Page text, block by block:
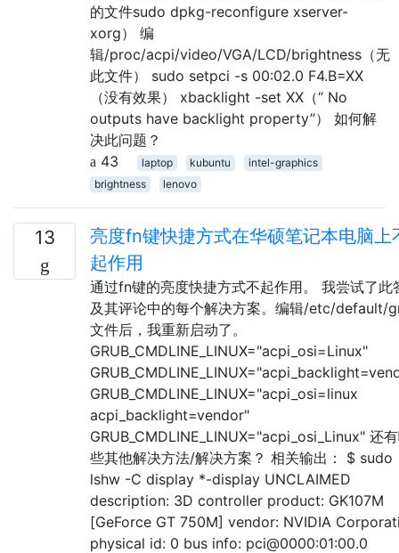
的文件sudo dpkg-reconfigure xserver-
xorg） 编
辑/proc/acpi/video/VGA/LCD/brightness（无
此文件） sudo setpci -s 00:02.0 F4.B=XX
（没有效果） xbacklight -set XX（“ No
outputs have backlight property”） 如何解
决此问题？
43
laptop kubuntu
intel-graphics
brightness
lenovo
13
亮度fn键快捷方式在华硕笔记本电脑上
起作用
通过fn键的亮度快捷方式不起作用。 我尝试了此
及其评论中的每个解决方案。编辑/etc/default/
文件后，我重新启动了。
GRUB_CMDLINE_LINUX="acpi_osi=Linux"
GRUB_CMDLINE_LINUX="acpi_osi=linux
acpi_backlight=vendor"
GRUB_CMDLINE_LINUX="acpi_osi_Linux" 还
些其他解决方法/解决方案？ 相关输出： $ sudo
lshw -C display *-display UNCLAIMED
description: 3D controller product: GK107M
[GeForce GT 750M] vendor: NVIDIA
physical id: 0 bus info: pci@0000:01:00.0